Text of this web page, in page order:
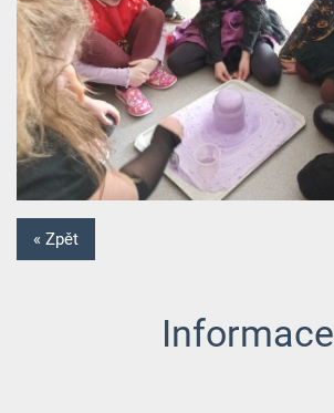
« Zpět
Informace